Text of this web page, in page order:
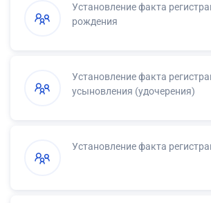
Установление факта
рождения
Установление факта
усыновления (удочерения)
Установление факта